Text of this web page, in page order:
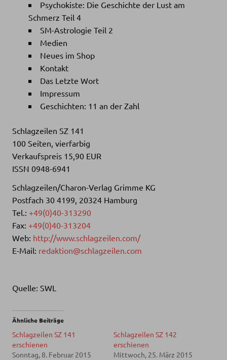
Psychokiste: Die Geschichte der Lust am
Schmerz Teil 4
SM-Astrologie Teil 2
Medien
Neues im Shop
Kontakt
Das Letzte Wort
Impressum
Geschichten: 11 an der Zahl
Schlagzeilen SZ 141
100 Seiten, vierfarbig
Verkaufspreis 15,90 EUR
ISSN 0948-6941
Schlagzeilen/Charon-Verlag Grimme KG
Postfach 30 4199, 20324 Hamburg
Tel.: +49(0)40-313290
Fax: +49(0)40-313204
Web: http://www.schlagzeilen.com/
E-Mail: redaktion@schlagzeilen.com
Quelle: SWL
Ähnliche Beiträge
Schlagzeilen SZ 141
erschienen
Sonntag, 8. Februar 2015
Schlagzeilen SZ 142
erschienen
Mittwoch, 25. März 2015